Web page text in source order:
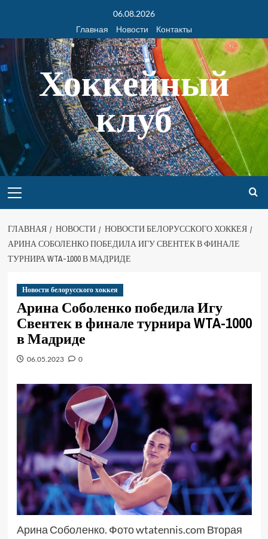
06.08.2026
Главная
Новости Контакты
Хоккейный
клуб
ГЛАВНАЯ НОВОСТИ
НОВОСТИ БЕЛОРУССКОГО ХОККЕЯ
АРИНА СОБОЛЕНКО ПОБЕДИЛА ИГУ СВЕНТЕК В ФИНАЛЕ
ТУРНИРА WTA-1000 В МАДРИДЕ
Новости белорусского хоккея
Арина Соболенко победила Игу
Свентек в финале турнира WTA-1000
в Мадриде
06.05.2023 0
Арина Соболенко. Фото wtatennis.com Вторая